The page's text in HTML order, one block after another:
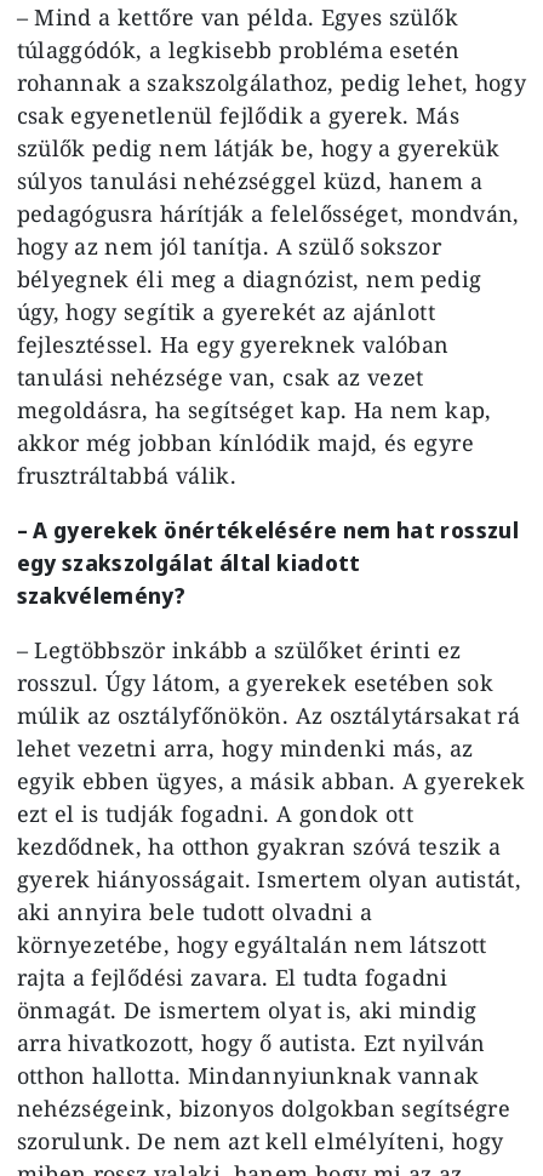
– Mind a kettőre van példa. Egyes szülők
túlaggódók, a legkisebb probléma esetén
rohannak a szakszolgálathoz, pedig lehet, hogy
csak egyenetlenül fejlődik a gyerek. Más
szülők pedig nem látják be, hogy a gyerekük
súlyos tanulási nehézséggel küzd, hanem a
pedagógusra hárítják a felelősséget, mondván,
hogy az nem jól tanítja. A szülő sokszor
bélyegnek éli meg a diagnózist, nem pedig
úgy, hogy segítik a gyerekét az ajánlott
fejlesztéssel. Ha egy gyereknek valóban
tanulási nehézsége van, csak az vezet
megoldásra, ha segítséget kap. Ha nem kap,
akkor még jobban kínlódik majd, és egyre
frusztráltabbá válik.
– A gyerekek önértékelésére nem hat rosszul
egy szakszolgálat által kiadott
szakvélemény?
– Legtöbbször inkább a szülőket érinti ez
rosszul. Úgy látom, a gyerekek esetében sok
múlik az osztályfőnökön. Az osztálytársakat rá
lehet vezetni arra, hogy mindenki más, az
egyik ebben ügyes, a másik abban. A gyerekek
ezt el is tudják fogadni. A gondok ott
kezdődnek, ha otthon gyakran szóvá teszik a
gyerek hiányosságait. Ismertem olyan autistát,
aki annyira bele tudott olvadni a
környezetébe, hogy egyáltalán nem látszott
rajta a fejlődési zavara. El tudta fogadni
önmagát. De ismertem olyat is, aki mindig
arra hivatkozott, hogy ő autista. Ezt nyilván
otthon hallotta. Mindannyiunknak vannak
nehézségeink, bizonyos dolgokban segítségre
szorulunk. De nem azt kell elmélyíteni, hogy